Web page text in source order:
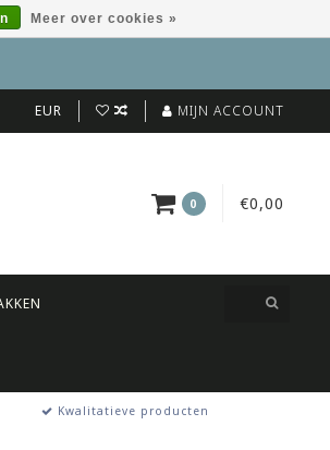
EUR MIJN ACCOUNT
0 €0,00
Kwalitatieve producten
Meer over cookies »